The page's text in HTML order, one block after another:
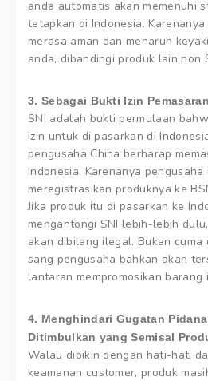
anda automatis akan memenuhi
tetapkan di Indonesia.
merasa aman dan menaruh
anda, dibandingi produk lain non
3. Sebagai Bukti Izin
SNI adalah bukti permulaan
izin untuk di pasarkan di
pengusaha China berharap
Indonesia. Karenanya
meregistrasikan produknya ke
Jika produk itu di pasarkan ke
mengantongi SNI lebih-lebih
akan dibilang ilegal. Bukan cuma
sang pengusaha bahkan akan
lantaran mempromosikan barang
4. Menghindari Gugatan
Ditimbulkan yang Semisal
Walau dibikin dengan hati-hati
keamanan customer, produk